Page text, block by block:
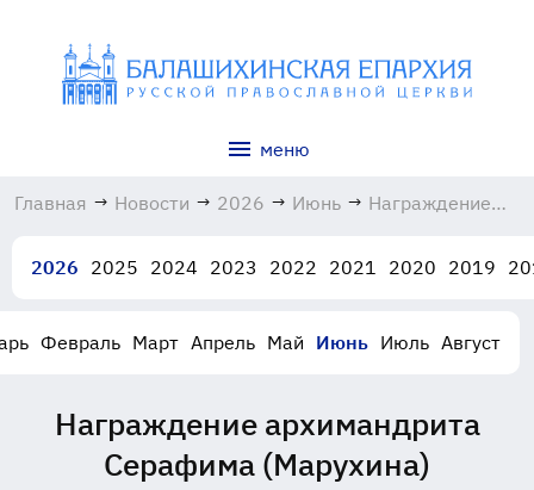
меню
Главная → Новости → 2026 → Июнь → Награждение
(Марухина)
2026 2025 2024 2023 2022 2021 2020 2019
Февраль Март Апрель Май Июнь Июль Август
Награждение архимандрита
Серафима (Марухина)